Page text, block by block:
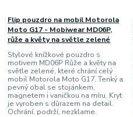
Flip pouzdro na mobil Motorola
Moto G17 - Mobiwear MD06P,
růže a květy na světle zelené
Stylové knížkové pouzdro s
motivem MD06P Růže a květy na
světle zelené, které chrání celý
mobil Motorola Moto G17. Tenký a
pevný obal se stojánkem,
magnetem i vaničkou na míru. Kryt
je vyroben s důrazem na detail.
Ochrání, podrží, nezklame.